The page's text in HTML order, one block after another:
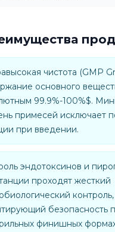
чистота (GMP
основного
99.9%-100%$.
примесей исключает
при введении.
эндотоксинов и
проходят жесткий
контроль,
безопасность
финишных